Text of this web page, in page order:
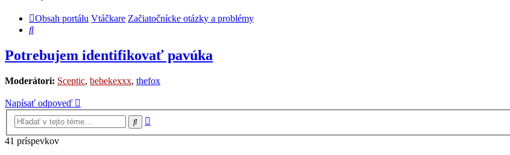
Obsah portálu Vtáčkare Začiatočnícke otázky a problémy
Hľadať
Potrebujem identifikovať pavúka
Moderátori: Sceptic, bebekexxx, thefox
Napísať odpoveď
Hľadať
41 príspevkov